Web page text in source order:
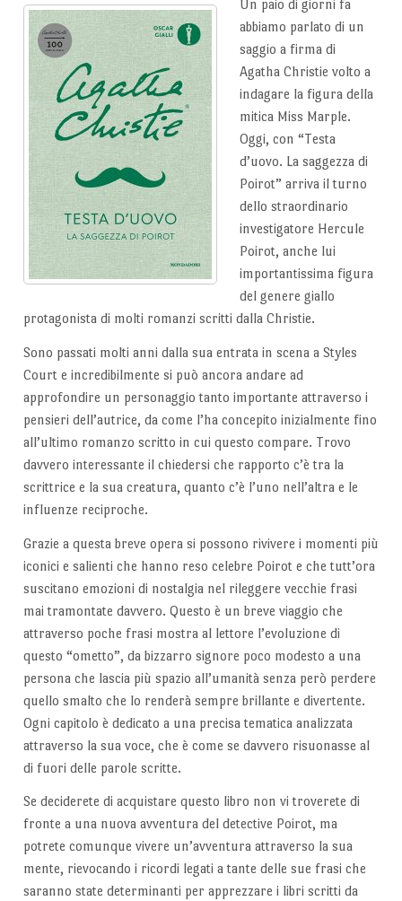
Un paio di giorni fa
abbiamo parlato di un
saggio a firma di
Agatha Christie volto a
indagare la figura della
mitica Miss Marple.
Oggi, con “Testa
d’uovo. La saggezza di
Poirot” arriva il turno
dello straordinario
investigatore Hercule
Poirot, anche lui
importantissima figura
del genere giallo
protagonista di molti romanzi scritti dalla Christie.
Sono passati molti anni dalla sua entrata in scena a Styles
Court e incredibilmente si può ancora andare ad
approfondire un personaggio tanto importante attraverso i
pensieri dell’autrice, da come l’ha concepito inizialmente fino
all’ultimo romanzo scritto in cui questo compare. Trovo
davvero interessante il chiedersi che rapporto c’è tra la
scrittrice e la sua creatura, quanto c’è l’uno nell’altra e le
influenze reciproche.
Grazie a questa breve opera si possono rivivere i momenti più
iconici e salienti che hanno reso celebre Poirot e che tutt’ora
suscitano emozioni di nostalgia nel rileggere vecchie frasi
mai tramontate davvero. Questo è un breve viaggio che
attraverso poche frasi mostra al lettore l’evoluzione di
questo “ometto”, da bizzarro signore poco modesto a una
persona che lascia più spazio all’umanità senza però perdere
quello smalto che lo renderà sempre brillante e divertente.
Ogni capitolo è dedicato a una precisa tematica analizzata
attraverso la sua voce, che è come se davvero risuonasse al
di fuori delle parole scritte.
Se deciderete di acquistare questo libro non vi troverete di
fronte a una nuova avventura del detective Poirot, ma
potrete comunque vivere un’avventura attraverso la sua
mente, rievocando i ricordi legati a tante delle sue frasi che
saranno state determinanti per apprezzare i libri scritti da